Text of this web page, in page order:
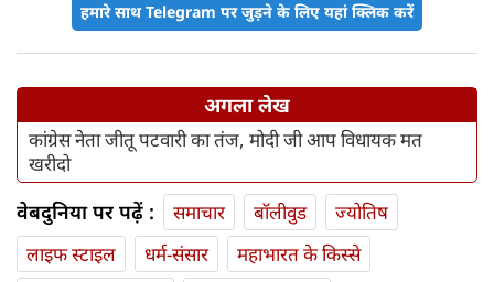
हमारे साथ Telegram पर जुड़ने के लिए यहां क्लिक करें
अगला लेख
कांग्रेस नेता जीतू पटवारी का तंज, मोदी जी आप विधायक मत
खरीदो
वेबदुनिया पर पढ़ें : समाचार बॉलीवुड
ज्योतिष
लाइफ स्‍टाइल
धर्म-संसार
महाभारत के किस्से